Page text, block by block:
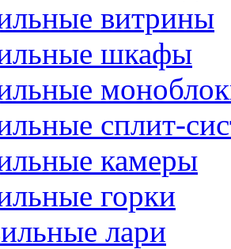
витрины
шкафы
сплит-
камеры
горки
лари